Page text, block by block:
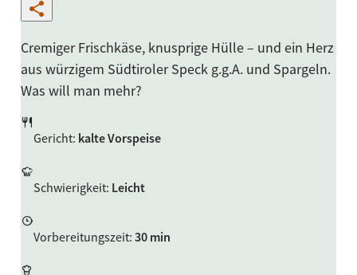
Cremiger Frischkäse, knusprige Hülle – und ein Herz
aus würzigem Südtiroler Speck g.g.A. und Spargeln.
Was will man mehr?
Gericht: kalte Vorspeise
Schwierigkeit: Leicht
Vorbereitungszeit: 30 min